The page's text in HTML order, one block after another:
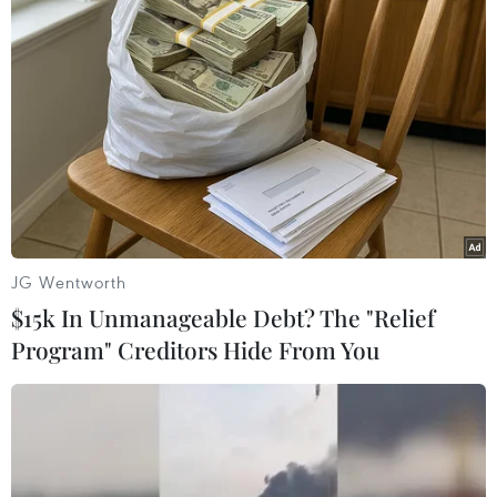
mục đích ngày càng có nhiều hơn những hiện
vật có giá trị, những câu chuyện ý nghĩa được
chia sẻ, giới thiệu với công chúng./.
(TTXVN/Vietnam+)
JG Wentworth
$15k In Unmanageable Debt? The "Relief
Program" Creditors Hide From You